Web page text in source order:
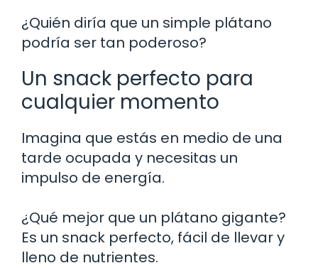
¿Quién diría que un simple plátano
podría ser tan poderoso?
Un snack perfecto para
cualquier momento
Imagina que estás en medio de una
tarde ocupada y necesitas un
impulso de energía.
¿Qué mejor que un plátano gigante?
Es un snack perfecto, fácil de llevar y
lleno de nutrientes.